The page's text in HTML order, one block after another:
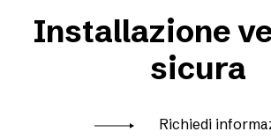
Installazione
sicura
Richiedi